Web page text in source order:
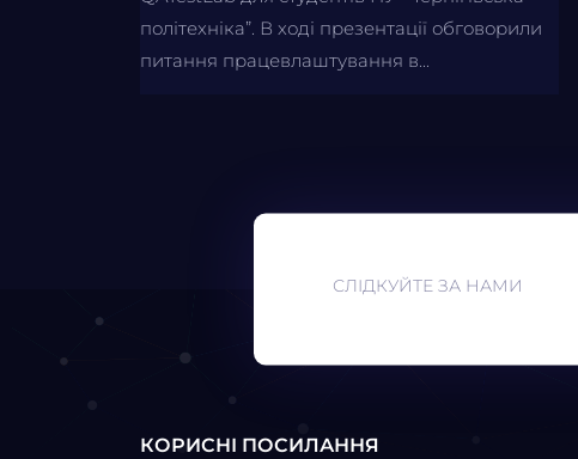
політехніка”. В ході презентації обговорили
питання працевлаштування в...
СЛІДКУЙТЕ ЗА НАМИ
КОРИСНІ ПОСИЛАННЯ